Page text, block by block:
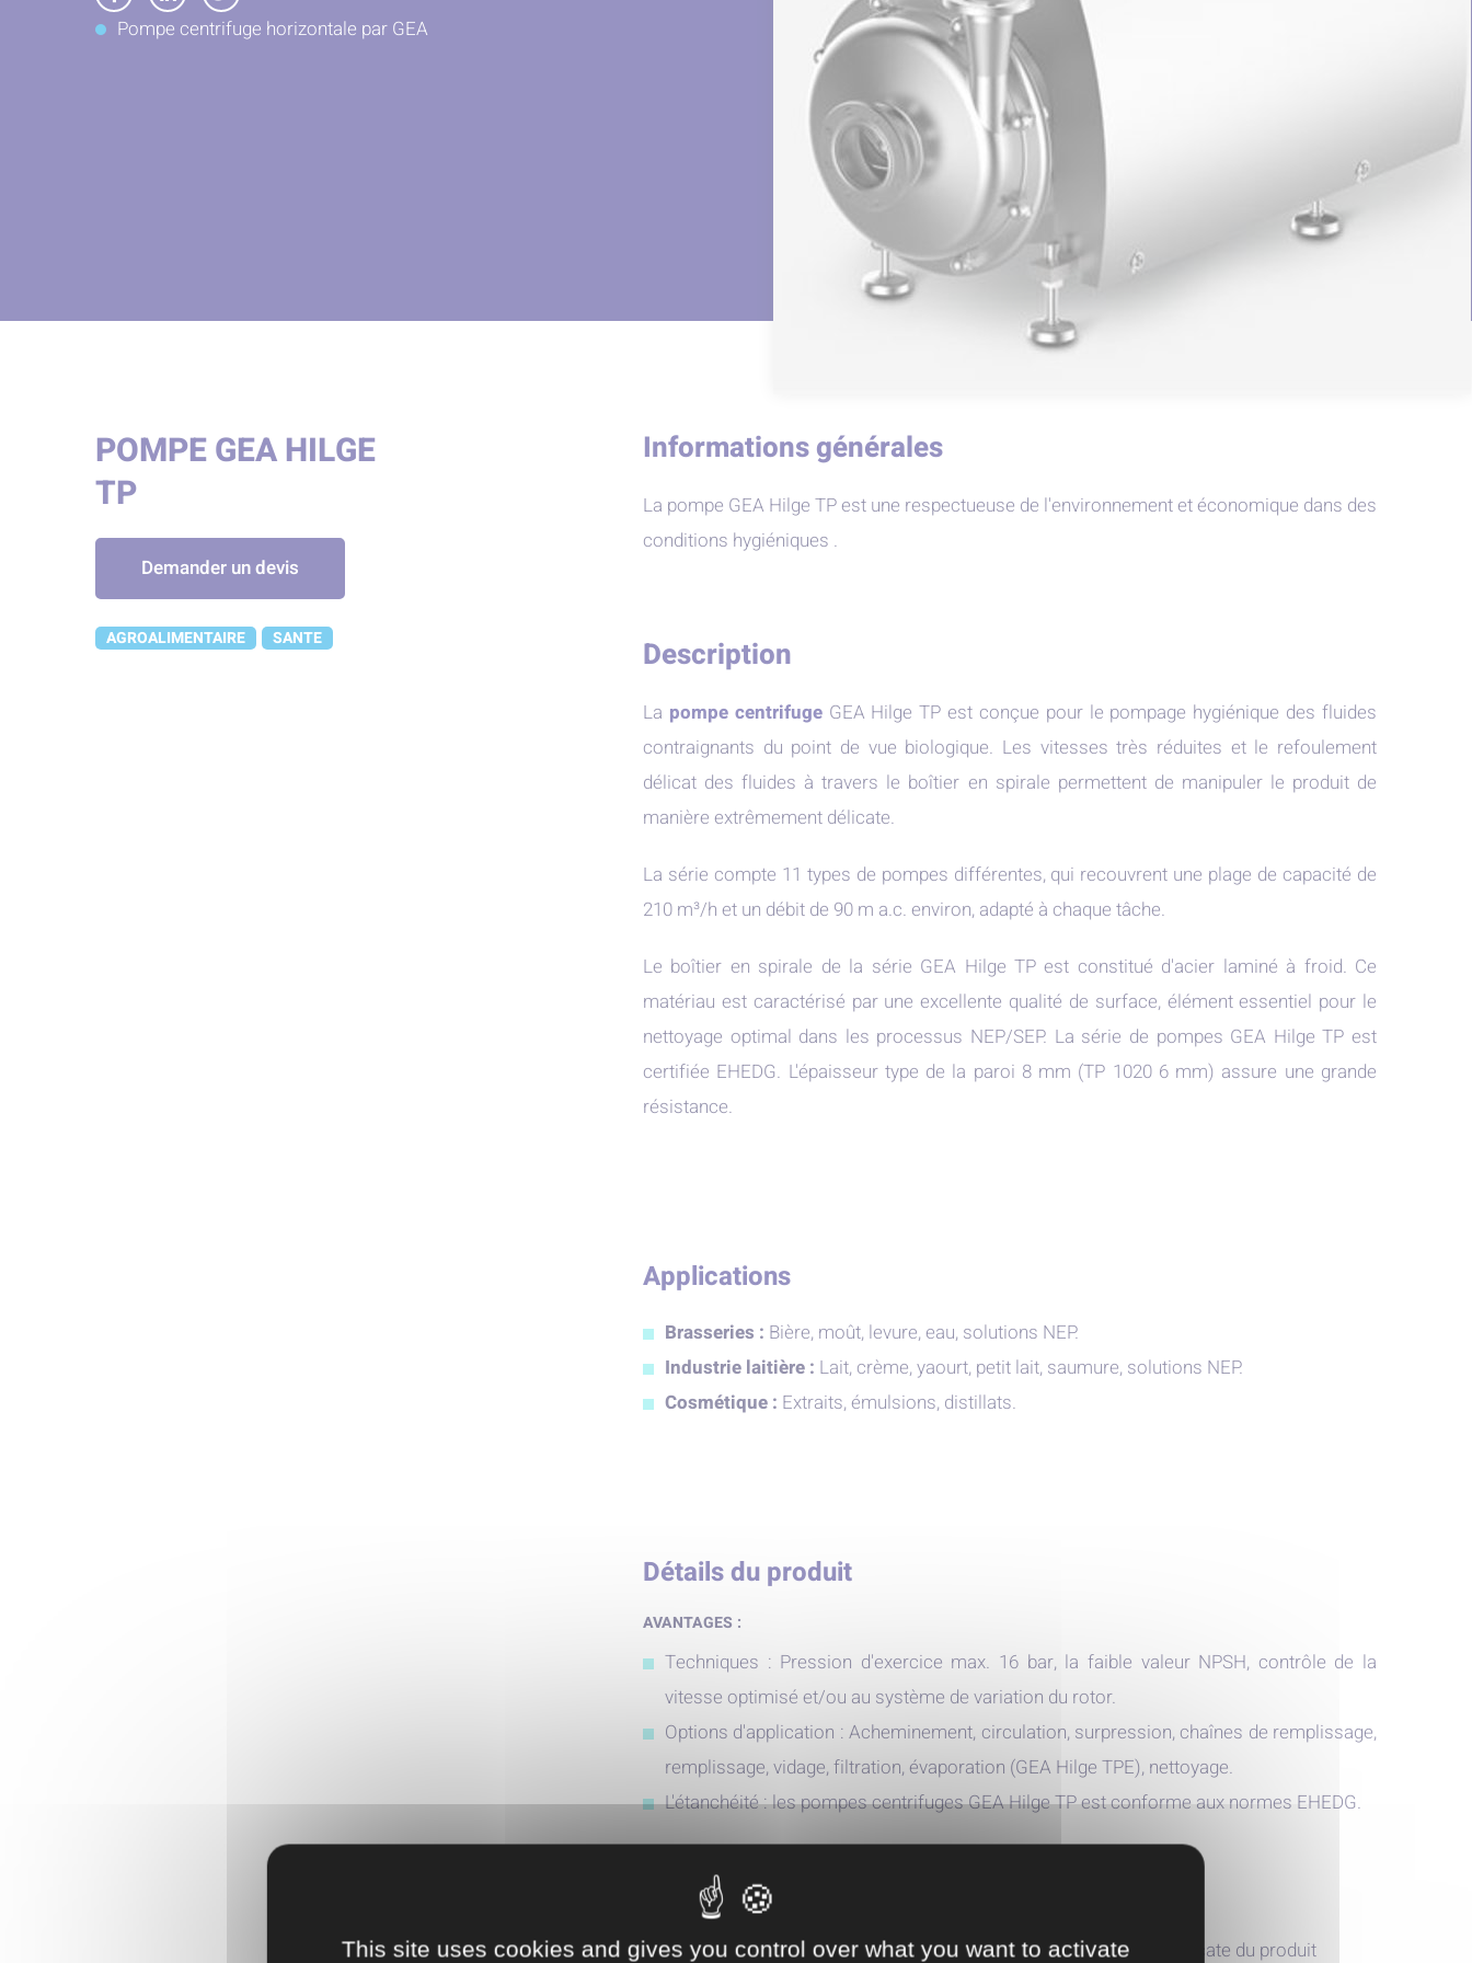
Partager
sur
Partager
sur
Partager
sur
Pompe centrifuge horizontale par GEA
POMPE GEA HILGE
TP
Demander un devis
AGROALIMENTAIRE SANTE
Informations générales
La pompe GEA Hilge TP est une respectueuse de l'environnement et économique dans des
conditions hygiéniques .
Description
La pompe centrifuge GEA Hilge TP est conçue pour le pompage hygiénique des fluides
contraignants du point de vue biologique. Les vitesses très réduites et le refoulement
délicat des fluides à travers le boîtier en spirale permettent de manipuler le produit de
manière extrêmement délicate.
La série compte 11 types de pompes différentes, qui recouvrent une plage de capacité de
210 m³/h et un débit de 90 m a.c. environ, adapté à chaque tâche.
Le boîtier en spirale de la série GEA Hilge TP est constitué d'acier laminé à froid. Ce
matériau est caractérisé par une excellente qualité de surface, élément essentiel pour le
nettoyage optimal dans les processus NEP/SEP. La série de pompes GEA Hilge TP est
certifiée EHEDG. L'épaisseur type de la paroi 8 mm (TP 1020 6 mm) assure une grande
résistance.
Applications
Brasseries : Bière, moût, levure, eau, solutions NEP.
Industrie laitière : Lait, crème, yaourt, petit lait, saumure, solutions NEP.
Cosmétique : Extraits, émulsions, distillats.
Détails du produit
AVANTAGES :
Techniques : Pression d'exercice max. 16 bar, la faible valeur NPSH, contrôle de la
vitesse optimisé et/ou au système de variation du rotor.
Options d'application : Acheminement, circulation, surpression, chaînes de remplissage,
remplissage, vidage, filtration, évaporation (GEA Hilge TPE), nettoyage.
L'étanchéité : les pompes centrifuges GEA Hilge TP est conforme aux normes EHEDG.
Caractéristiques de construction
Conception ouverte du rotor optimisée pour une manipulation délicate du produit
This site uses cookies and gives you control over what you want to activate